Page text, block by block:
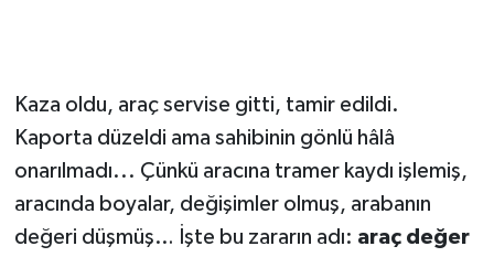
Kaza oldu, araç servise gitti, tamir edildi.
Kaporta düzeldi ama sahibinin gönlü hâlâ
onarılmadı... Çünkü aracına tramer kaydı işlemiş,
aracında boyalar, değişimler olmuş, arabanın
değeri düşmüş… İşte bu zararın adı: araç değer